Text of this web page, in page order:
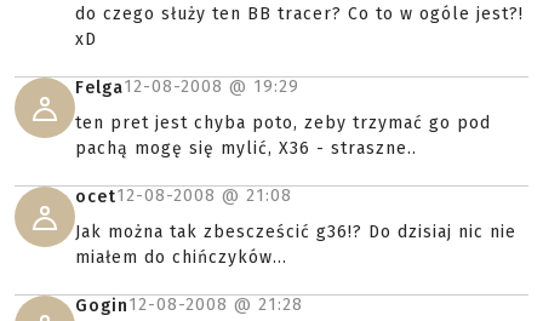
do czego służy ten BB tracer? Co to w ogóle jest?!
xD
Felga12-08-2008 @ 19:29
ten pret jest chyba poto, zeby trzymać go pod
pachą mogę się mylić, X36 - straszne..
ocet12-08-2008 @ 21:08
Jak można tak zbescześcić g36!? Do dzisiaj nic nie
miałem do chińczyków...
Gogin12-08-2008 @ 21:28